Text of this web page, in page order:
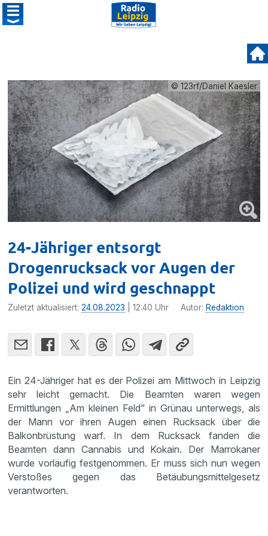
© 123rf/Daniel Kaesler
24-Jähriger entsorgt
Drogenrucksack vor Augen der
Polizei und wird geschnappt
Zuletzt aktualisiert:24.08.2023 | 12:40 Uhr Autor: Redaktion
Ein 24-Jähriger hat es der Polizei am Mittwoch in Leipzig
sehr leicht gemacht. Die Beamten waren wegen
Ermittlungen „Am kleinen Feld“ in Grünau unterwegs, als
der Mann vor ihren Augen einen Rucksack über die
Balkonbrüstung warf. In dem Rucksack fanden die
Beamten dann Cannabis und Kokain. Der Marrokaner
wurde vorläufig festgenommen. Er muss sich nun wegen
Verstoßes gegen das Betäubungsmittelgesetz
verantworten.